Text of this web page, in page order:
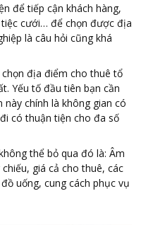
để tiếp cận khách hàng,
cưới… để chọn được địa
là câu hỏi cũng khá
địa điểm cho thuê tổ
Yếu tố đầu tiên bạn cần
chính là không gian có
có thuận tiện cho đa số
thể bỏ qua đó là: Âm
giá cả cho thuê, các
uống, cung cách phục vụ